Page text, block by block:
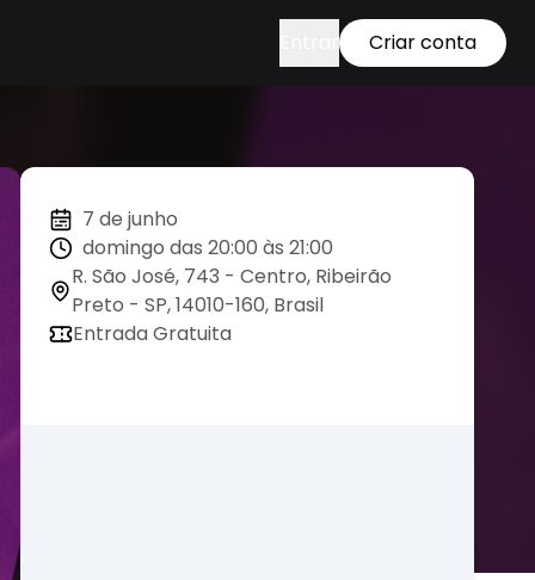
Criar conta
7 de junho
domingo das 20:00 às 21:00
R. São José, 743 - Centro, Ribeirão
Preto - SP, 14010-160, Brasil
Entrada Gratuita